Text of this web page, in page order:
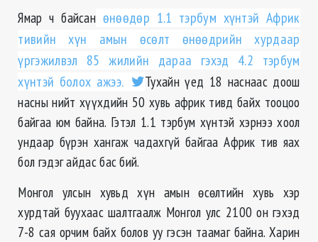
Ямар ч байсан өнөөдөр 1.1 тэрбум хүнтэй Африк
тивийн хүн амын өсөлт өнөөдрийн хурдаар
үргэжилвэл 85 жилийн дараа гэхэд 4.2 тэрбум
хүнтэй болох ажээ.
Тухайн үед 18 наснаас доош
насны нийт хүүхдийн 50 хувь африк тивд байх тооцоо
байгаа юм байна. Гэтэл 1.1 тэрбум хүнтэй хэрнээ хоол
ундаар бүрэн хангаж чадахгүй байгаа Африк тив яах
бол гэдэг айдас бас бий.
Монгол улсын хувьд хүн амын өсөлтийн хувь хэр
хурдтай буухаас шалтгаалж Монгол улс 2100 он гэхэд
7-8 сая орчим байх болов уу гэсэн таамаг байна. Харин